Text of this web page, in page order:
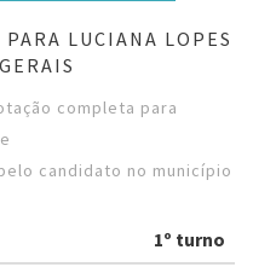
LUCIANA LOPES
completa para
candidato no município
1º turno